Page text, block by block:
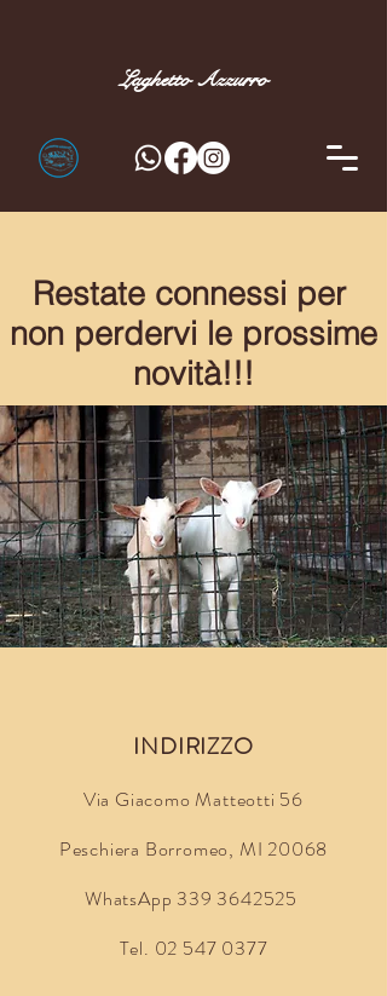
LaghettoAzzurro
Restate connessi per
non perdervi le prossime
novità!!!
INDIRIZZO
Via Giacomo Matteotti 56
Peschiera Borromeo, MI 20068
WhatsApp 339 3642525
Tel. 02 547 0377